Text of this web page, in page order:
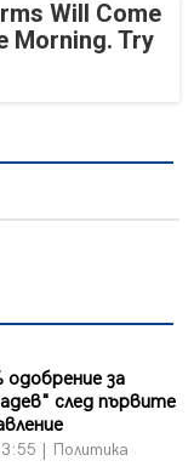
Will Come
Morning. Try
одобрение за
след първите
| Политика